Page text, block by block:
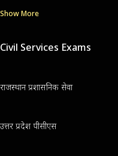
Show More
Civil Services Exams
राजस्थान प्रशासनिक सेवा
उत्तर प्रदेश पीसीएस